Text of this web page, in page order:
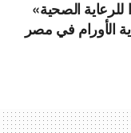
الصحية»
الأورام في مصر